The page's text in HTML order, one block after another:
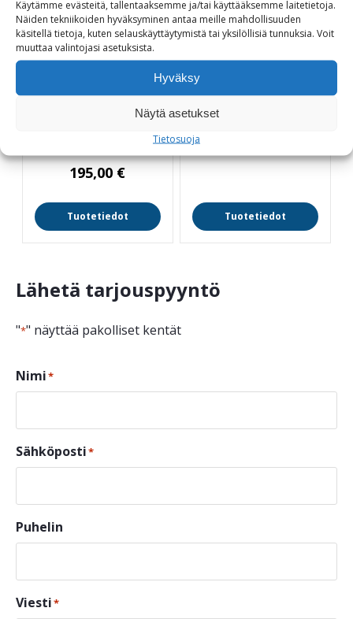
Käytämme evästeitä, tallentaaksemme ja/tai käyttääksemme laitetietoja.
Näiden tekniikoiden hyväksyminen antaa meille mahdollisuuden
käsitellä tietoja, kuten selauskäyttäytymistä tai yksilöllisiä tunnuksia. Voit
muuttaa valintojasi asetuksista.
Hyväksy
Näytä asetukset
Tietosuoja
Ajoestepollari 108
Ø 108 mm - K 900 mm
195,00 €
Tuotetiedot
Flexipost joustava ja
palautuva pollari
Tuotetiedot
Lähetä tarjouspyyntö
"*" näyttää pakolliset kentät
Nimi*
Sähköposti*
Puhelin
Viesti*